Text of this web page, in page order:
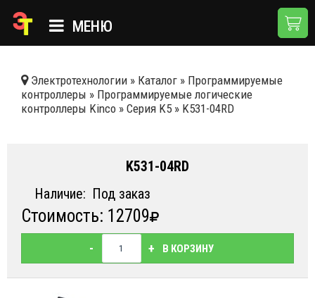
МЕНЮ
КАТАЛОГ
НОВОСТИ
ДОСТАВКА И ОПЛАТА
КОНТАКТЫ
Электротехнологии » Каталог » Программируемые
контроллеры » Программируемые логические
контроллеры Kinсo » Серия K5 » K531-04RD
K531-04RD
Наличие: Под заказ
Стоимость: 12709
- + В КОРЗИНУ